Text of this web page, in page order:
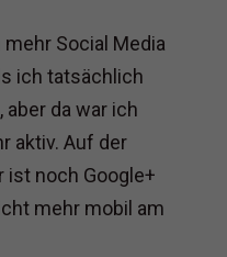
Social Media
ich tatsächlich
da war ich
aktiv. Auf der
ist noch Google+
mehr mobil am